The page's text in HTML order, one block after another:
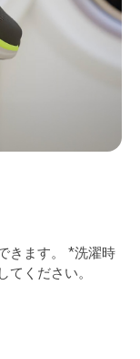
きます。 *洗濯時
ください。